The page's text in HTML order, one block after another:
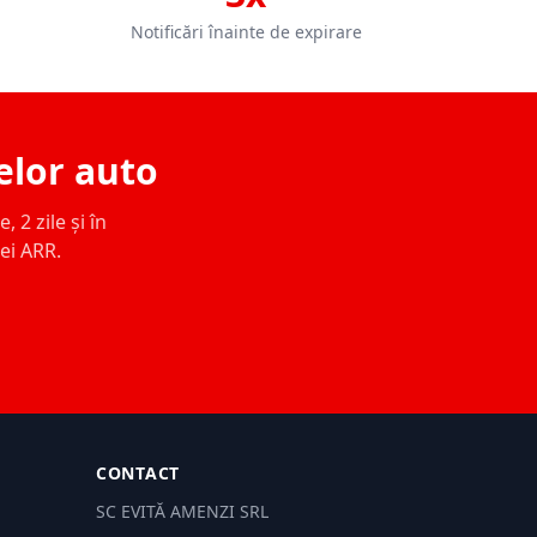
Notificări înainte de expirare
auto
2 zile și în
ARR.
CONTACT
SC EVITĂ AMENZI SRL